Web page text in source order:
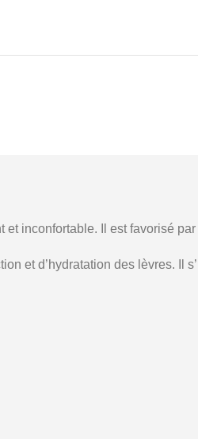
inconfortable. Il est favorisé
et d’hydratation des lèvres. Il